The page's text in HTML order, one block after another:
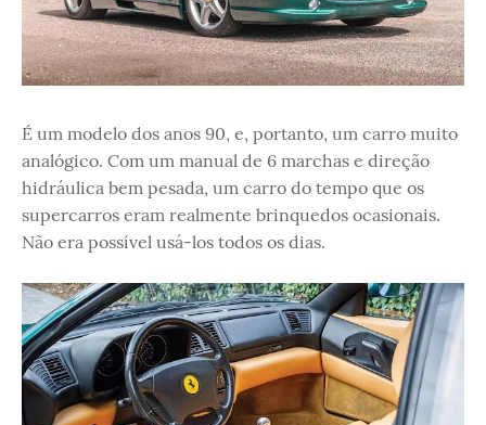
É um modelo dos anos 90, e, portanto, um carro muito
analógico. Com um manual de 6 marchas e direção
hidráulica bem pesada, um carro do tempo que os
supercarros eram realmente brinquedos ocasionais.
Não era possível usá-los todos os dias.